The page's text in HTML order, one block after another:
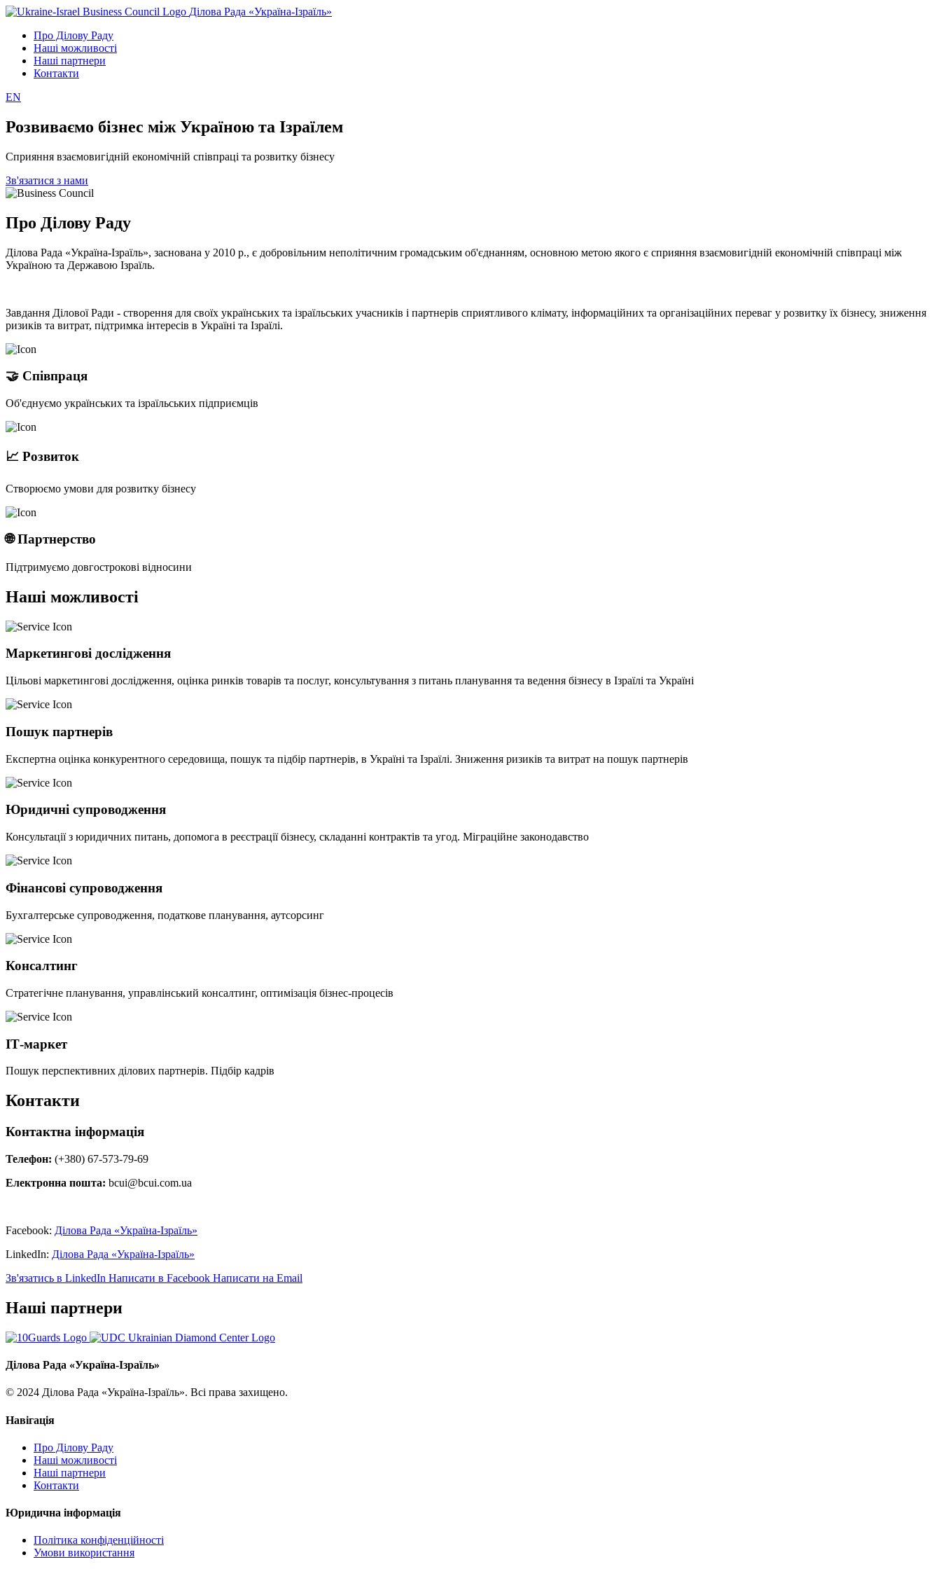
Ділова Рада «Україна-Ізраїль»
Про Ділову Раду
Наші можливості
Наші партнери
Контакти
EN
Розвиваємо бізнес між Україною та Ізраїлем
Сприяння взаємовигідній економічній співпраці та розвитку бізнесу
Зв'язатися з нами
Про Ділову Раду
Ділова Рада «Україна-Ізраїль», заснована у 2010 р., є добровільним неполітичним громадським об'єднанням, основною метою якого є сприяння взаємовигідній економічній співпраці між
Україною та Державою Ізраїль.
Завдання Ділової Ради - створення для своїх українських та ізраїльських учасників і партнерів сприятливого клімату, інформаційних та організаційних переваг у розвитку їх бізнесу, зниження
ризиків та витрат, підтримка інтересів в Україні та Ізраїлі.
🤝 Співпраця
Об'єднуємо українських та ізраїльських підприємців
📈 Розвиток
Створюємо умови для розвитку бізнесу
🌐 Партнерство
Підтримуємо довгострокові відносини
Наші можливості
Маркетингові дослідження
Цільові маркетингові дослідження, оцінка ринків товарів та послуг, консультування з питань планування та ведення бізнесу в Ізраїлі та Україні
Пошук партнерів
Експертна оцінка конкурентного середовища, пошук та підбір партнерів, в Україні та Ізраїлі. Зниження ризиків та витрат на пошук партнерів
Юридичні супроводження
Консультації з юридичних питань, допомога в реєстрації бізнесу, складанні контрактів та угод. Міграційне законодавство
Фінансові супроводження
Бухгалтерське супроводження, податкове планування, аутсорсинг
Консалтинг
Стратегічне планування, управлінський консалтинг, оптимізація бізнес-процесів
ІТ-маркет
Пошук перспективних ділових партнерів. Підбір кадрів
Контакти
Контактна інформація
Телефон: (+380) 67-573-79-69
Електронна пошта: bcui@bcui.com.ua
Facebook: Ділова Рада «Україна-Ізраїль»
LinkedIn: Ділова Рада «Україна-Ізраїль»
Зв'язатись в LinkedIn Написати в Facebook Написати на Email
Наші партнери
Ділова Рада «Україна-Ізраїль»
© 2024 Ділова Рада «Україна-Ізраїль». Всі права захищено.
Навігація
Про Ділову Раду
Наші можливості
Наші партнери
Контакти
Юридична інформація
Політика конфіденційності
Умови використання